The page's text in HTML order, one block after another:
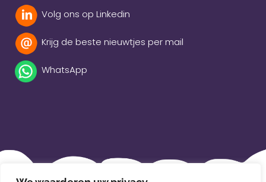
Volg ons op Linkedin
Krijg de beste nieuwtjes per mail
WhatsApp